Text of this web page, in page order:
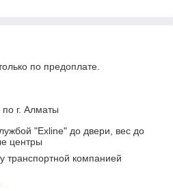
по предоплате.
по г. Алматы
"Exline" до двери, вес до
центры
транспортной компанией